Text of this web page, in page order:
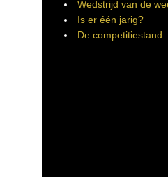
Wedstrijd van de
Is er één jarig?
De competitiestand